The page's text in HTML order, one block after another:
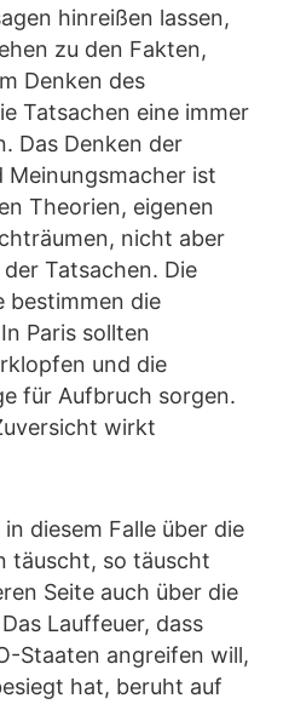
hinreißen lassen,
zu den Fakten,
Denken des
Tatsachen eine immer
Das Denken der
Meinungsmacher ist
Theorien, eigenen
nicht aber
Tatsachen. Die
bestimmen die
Paris sollten
und die
für Aufbruch sorgen.
wirkt
diesem Falle über die
täuscht, so täuscht
Seite auch über die
Lauffeuer, dass
Staaten angreifen will,
hat, beruht auf